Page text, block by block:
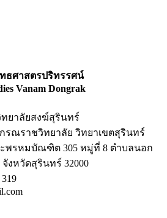
ธศาสตรปริทรรศน์
Vanam Dongrak
ยาลัยสงฆ์สุรินทร์
รณราชวิทยาลัย วิทยาเขตสุรินทร์
ะพรหมบัณฑิต 305 หมู่ที่ 8 ตำบลนอก
งหวัดสุรินทร์ 32000